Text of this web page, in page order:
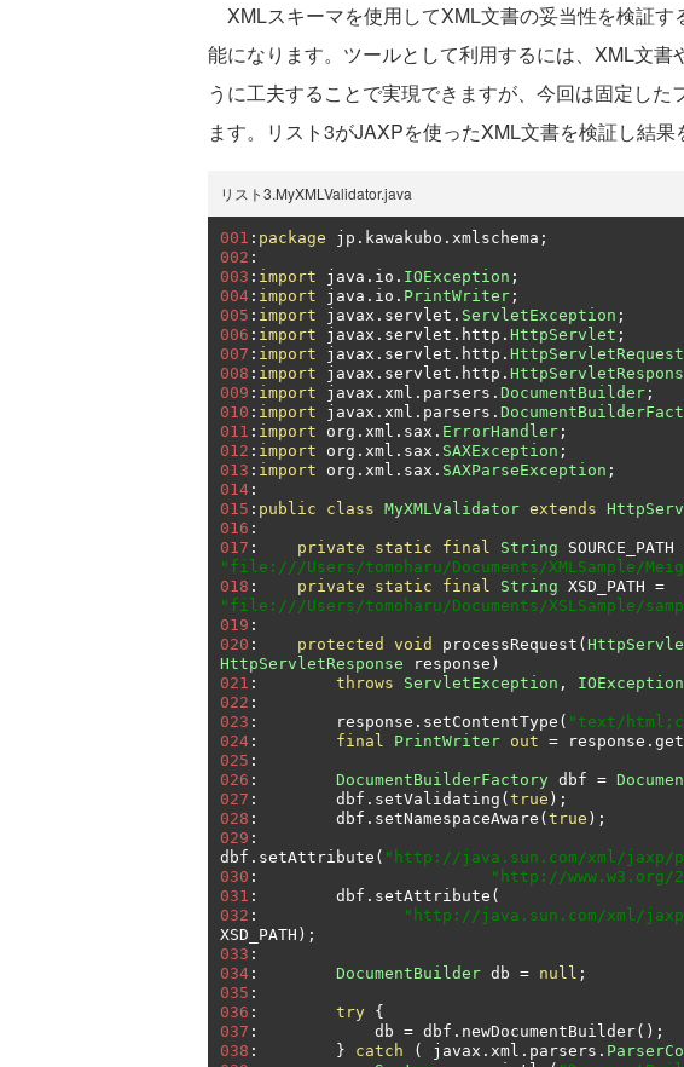
XMLスキーマを使用してXML文書の妥当性を検証
能になります。ツールとして利用するには、XML文書
うに工夫することで実現できますが、今回は固定した
ます。リスト3がJAXPを使ったXML文書を検証し結果
リスト3.MyXMLValidator.java
001 : package jp . kawakubo . xmlschema ;
002 :
003 : import java . io . IOException ;
004 : import java . io . PrintWriter ;
005 : import javax . servlet . ServletException ;
006 : import javax . servlet . http . HttpServlet ;
007 : import javax . servlet . http . HttpServletRequest
008 : import javax . servlet . http .
009 : import javax . xml . parsers . DocumentBuilder ;
010 : import javax . xml . parsers .
011 : import org . xml . sax . ErrorHandler ;
012 : import org . xml . sax . SAXException ;
013 : import org . xml . sax . SAXParseException ;
014 :
015 : public class MyXMLValidator extends
016 :
017 : private static final String SOURCE_PATH
"file:///Users/tomoharu/Documents/XMLSample/
018 : private static final String XSD_PATH =
"file:///Users/tomoharu/Documents/XSLSample/
019 :
020 : protected void processRequest (
HttpServletResponse response )
021 : throws ServletException , IOException
022 :
023 :
        response
. setContentType ( "text/
024 : final PrintWriter out = response .
025 :
026 : DocumentBuilderFactory dbf =
027 :
        dbf
. setValidating ( true );
028 :
        dbf
. setNamespaceAware ( true );
029 :
dbf . setAttribute ( "http://java.sun.com/xml/jaxp/
030 : "http://www.w3.org/
031 :
        dbf
. setAttribute (
032 : "http://java.sun.com/xml/
XSD_PATH );
033 :
034 : DocumentBuilder db = null ;
035 :
036 : try
{
037 :
            db
= dbf . newDocumentBuilder();
038 : } catch ( javax . xml . parsers .